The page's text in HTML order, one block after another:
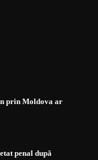
prin Moldova ar
penal după